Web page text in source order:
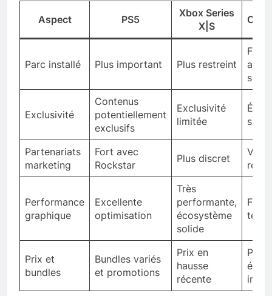
Aspect PS5
Xbox Series
X|S
Parc installé Plus important Plus restreint
Exclusivité
Contenus
potentiellement
exclusifs
Exclusivité
limitée
Partenariats
marketing
Fort avec
Rockstar
Plus discret
Performance
graphique
Excellente
optimisation
Très
performante,
écosystème
solide
Prix et
bundles
Bundles variés
et promotions
Prix en
hausse
récente